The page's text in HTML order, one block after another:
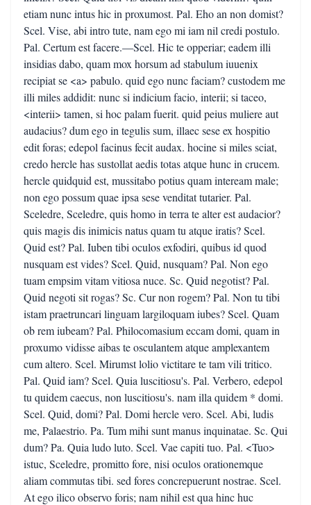
etiam nunc intus hic in proxumost. Pal. Eho an non domist?
Scel. Vise, abi intro tute, nam ego mi iam nil credi postulo.
Pal. Certum est facere.—Scel. Hic te opperiar; eadem illi
insidias dabo, quam mox horsum ad stabulum iuuenix
recipiat se <a> pabulo. quid ego nunc faciam? custodem me
illi miles addidit: nunc si indicium facio, interii; si taceo,
<interii> tamen, si hoc palam fuerit. quid peius muliere aut
audacius? dum ego in tegulis sum, illaec sese ex hospitio
edit foras; edepol facinus fecit audax. hocine si miles sciat,
credo hercle has sustollat aedis totas atque hunc in crucem.
hercle quidquid est, mussitabo potius quam inteream male;
non ego possum quae ipsa sese venditat tutarier. Pal.
Sceledre, Sceledre, quis homo in terra te alter est audacior?
quis magis dis inimicis natus quam tu atque iratis? Scel.
Quid est? Pal. Iuben tibi oculos exfodiri, quibus id quod
nusquam est vides? Scel. Quid, nusquam? Pal. Non ego
tuam empsim vitam vitiosa nuce. Sc. Quid negotist? Pal.
Quid negoti sit rogas? Sc. Cur non rogem? Pal. Non tu tibi
istam praetruncari linguam largiloquam iubes? Scel. Quam
ob rem iubeam? Pal. Philocomasium eccam domi, quam in
proxumo vidisse aibas te osculantem atque amplexantem
cum altero. Scel. Mirumst lolio victitare te tam vili tritico.
Pal. Quid iam? Scel. Quia luscitiosu's. Pal. Verbero, edepol
tu quidem caecus, non luscitiosu's. nam illa quidem * domi.
Scel. Quid, domi? Pal. Domi hercle vero. Scel. Abi, ludis
me, Palaestrio. Pa. Tum mihi sunt manus inquinatae. Sc. Qui
dum? Pa. Quia ludo luto. Scel. Vae capiti tuo. Pal. <Tuo>
istuc, Sceledre, promitto fore, nisi oculos orationemque
aliam commutas tibi. sed fores concrepuerunt nostrae. Scel.
At ego ilico observo foris; nam nihil est qua hinc huc